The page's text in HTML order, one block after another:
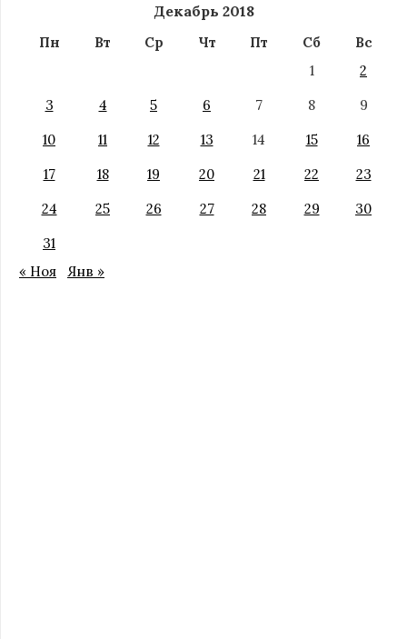
Декабрь 2018
Пн Вт Ср Чт Пт Сб
Вс
1
2
3
4 5 6 7 8
9
10
11 12 13 14 15
16
17
18 19 20 21 22
23
24
25 26 27 28 29
30
31
« Ноя
Янв »